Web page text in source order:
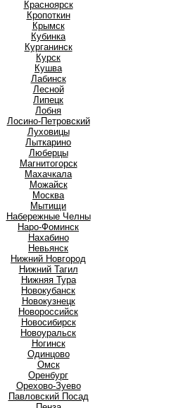
Красноярск
Кропоткин
Крымск
Кубинка
Курганинск
Курск
Кушва
Лабинск
Лесной
Липецк
Лобня
Лосино-Петровский
Луховицы
Лыткарино
Люберцы
Магнитогорск
Махачкала
Можайск
Москва
Мытищи
Набережные Челны
Наро-Фоминск
Нахабино
Невьянск
Нижний Новгород
Нижний Тагил
Нижняя Тура
Новокубанск
Новокузнецк
Новороссийск
Новосибирск
Новоуральск
Ногинск
Одинцово
Омск
Оренбург
Орехово-Зуево
Павловский Посад